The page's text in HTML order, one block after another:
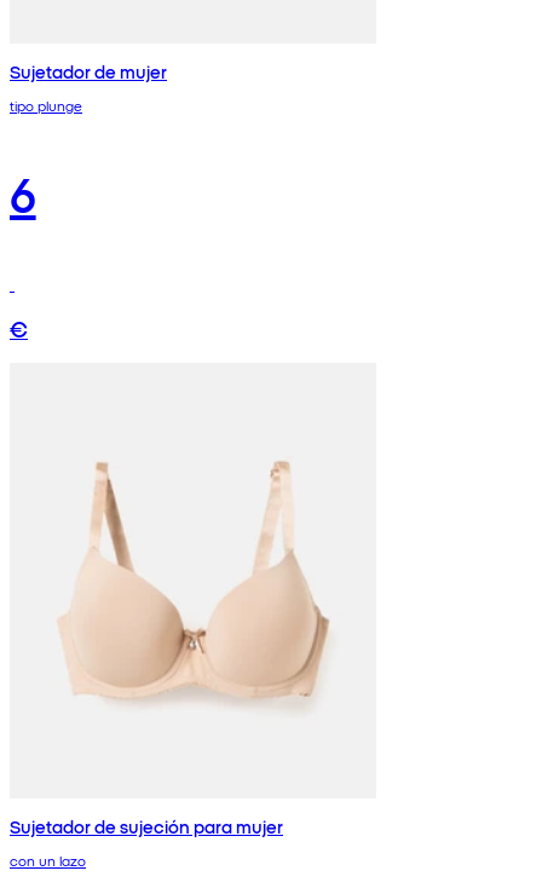
Sujetador de mujer
tipo plunge
6
€
Sujetador de sujeción para mujer
con un lazo